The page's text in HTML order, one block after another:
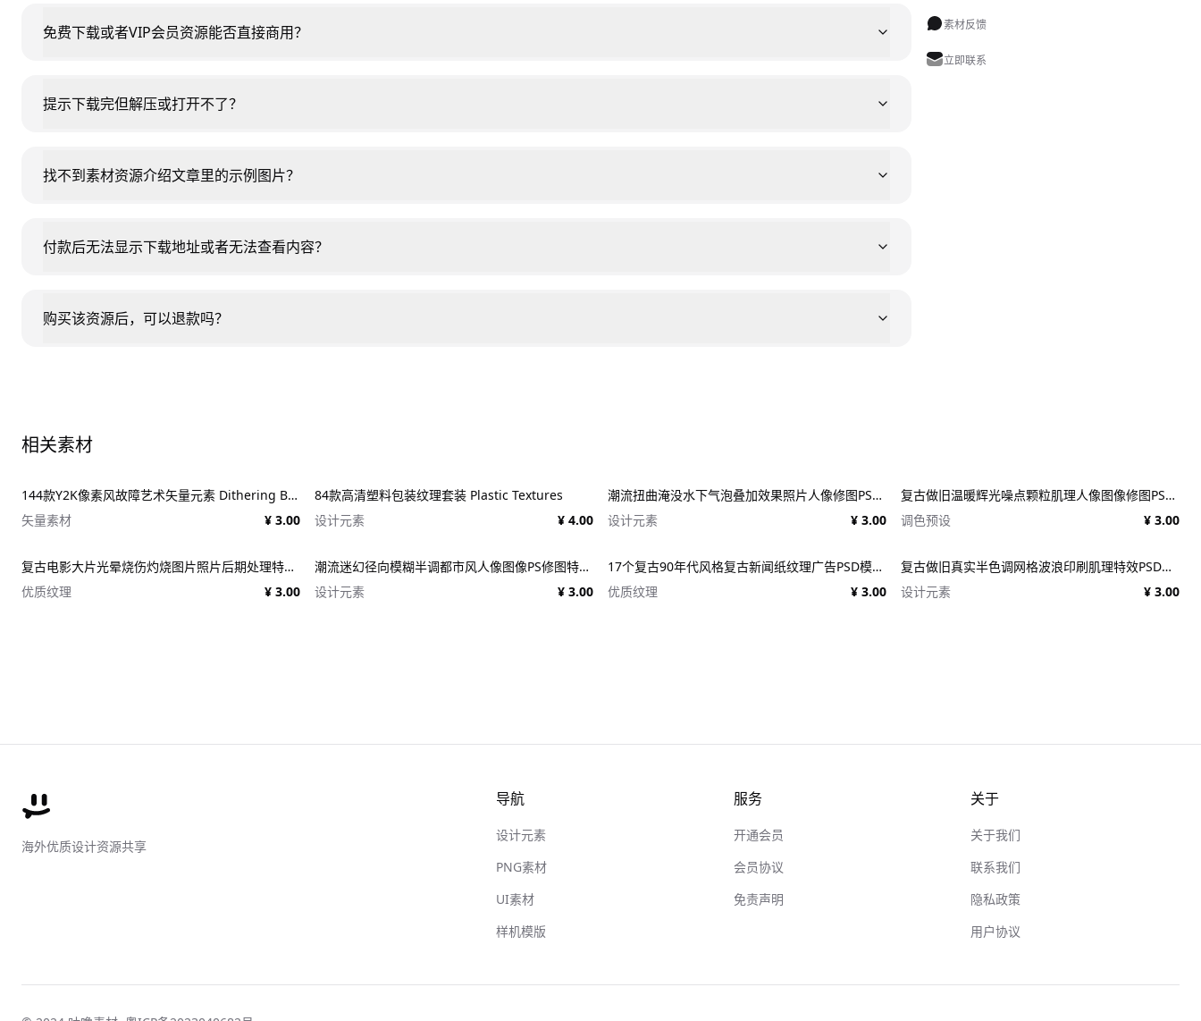
免费下载或者VIP会员资源能否直接商用？
提示下载完但解压或打开不了？
找不到素材资源介绍文章里的示例图片？
付款后无法显示下载地址或者无法查看内容？
购买该资源后，可以退款吗？
素材反馈
立即联系
相关素材
144款Y2K像素风故障艺术矢量元素 Dithering Bitmap Vector Shapes Collection
矢量素材
¥ 3.00
84款高清塑料包装纹理套装 Plastic Textures
设计元素
¥ 4.00
潮流扭曲淹没水下气泡叠加效果照片人像修图PS特效滤镜插件样机 Deluge Underwater Photo Effect
设计元素
¥ 3.00
复古做旧温暖辉光噪点颗粒肌理人像图像修图PS特效滤镜插件样机模板+LUT调色预设 EFCO LOOKS: VERSION 1.0
调色预设
¥ 3.00
复古电影大片光晕烧伤灼烧图片照片后期处理特效PSD样机 Light Leaks Overlays Template
优质纹理
¥ 3.00
潮流迷幻径向模糊半调都市风人像图像PS修图特效滤镜样机模板 Halftone Spinning Blur Photo Effect
设计元素
¥ 3.00
17个复古90年代风格复古新闻纸纹理广告PSD模板 1950s Style Retro Ad Templates
优质纹理
¥ 3.00
复古做旧真实半色调网格波浪印刷肌理特效PSD设计图片照片处理特效生成器 Goblin Printer - Halftone Effects
设计元素
¥ 3.00
海外优质设计资源共享
导航
设计元素
PNG素材
UI素材
样机模版
服务
开通会员
会员协议
免责声明
关于
关于我们
联系我们
隐私政策
用户协议